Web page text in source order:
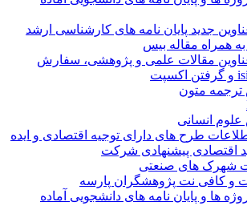
جدید پایان نامه های کارشناسی ارشد
همراه مقاله بیس
مقالات علمی و پژوهشی، سفارش
متون
انسانی
طرح های دارای توجیه اقتصادی و ایده
اقتصادی پیشنهادی شرکت
شهرک های صنعتی
و کافی نت پژوهشگران پارسه
ها و پایان نامه های دانشجویی آماده